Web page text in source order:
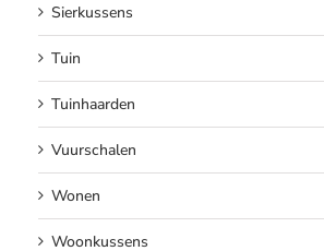
Sierkussens
Tuin
Tuinhaarden
Vuurschalen
Wonen
Woonkussens